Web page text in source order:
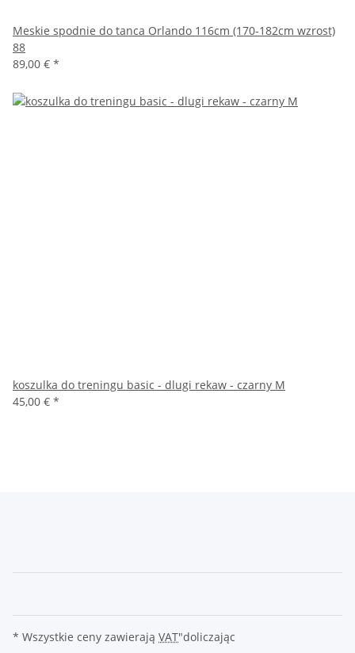
Meskie spodnie do tanca Orlando 116cm (170-182cm wzrost)
88
89,00 € *
koszulka do treningu basic - dlugi rekaw - czarny M
45,00 € *
* Wszystkie ceny zawierają VAT"doliczając